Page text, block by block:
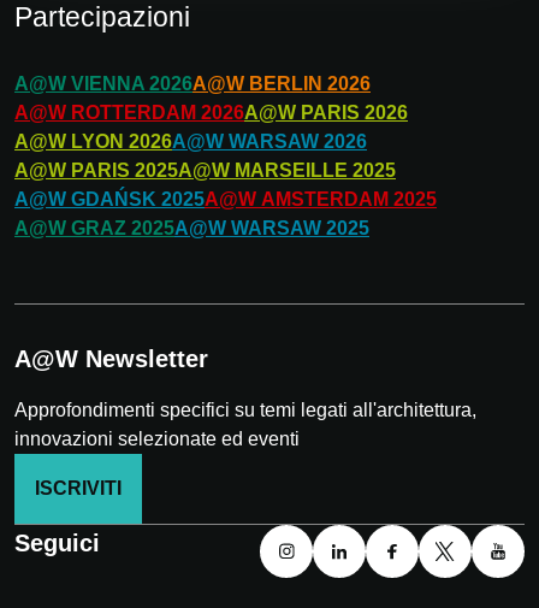
Partecipazioni
A@W VIENNA 2026A@W BERLIN 2026
A@W ROTTERDAM 2026A@W PARIS 2026
A@W LYON 2026A@W WARSAW 2026
A@W PARIS 2025A@W MARSEILLE 2025
A@W GDAŃSK 2025A@W AMSTERDAM 2025
A@W GRAZ 2025A@W WARSAW 2025
A@W Newsletter
Approfondimenti specifici su temi legati all'architettura,
innovazioni selezionate ed eventi
ISCRIVITI
Seguici